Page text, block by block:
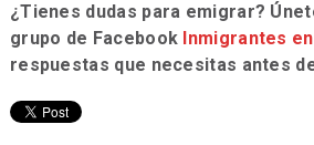
¿Tienes dudas para emigrar?
grupo de Facebook Inmigrantes
respuestas que necesitas antes